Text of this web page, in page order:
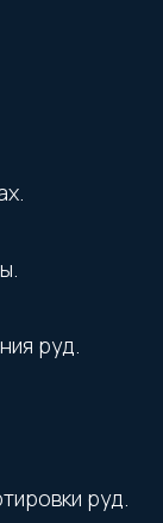
руд.
руд.